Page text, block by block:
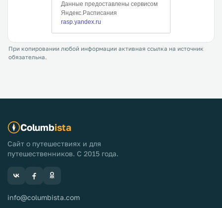
При копировании любой информации активная ссылка на источник
обязательна.
Columbista
Сайт о путешествиях и для
путешественников. С 2015 года.
info@columbista.com